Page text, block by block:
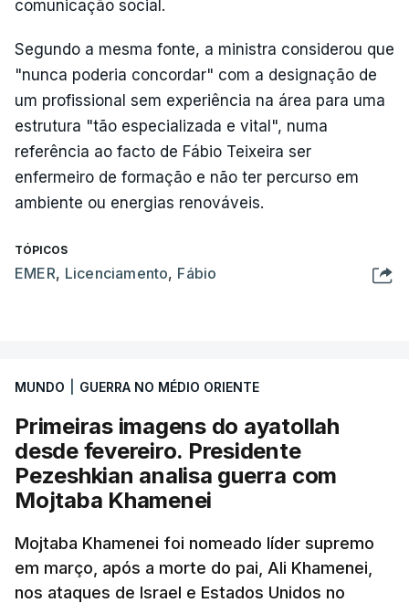
comunicação social.
Segundo a mesma fonte, a ministra considerou que
"nunca poderia concordar" com a designação de
um profissional sem experiência na área para uma
estrutura "tão especializada e vital", numa
referência ao facto de Fábio Teixeira ser
enfermeiro de formação e não ter percurso em
ambiente ou energias renováveis.
TÓPICOS
EMER, Licenciamento, Fábio
MUNDO GUERRA NO MÉDIO ORIENTE
Primeiras imagens do ayatollah
desde fevereiro. Presidente
Pezeshkian analisa guerra com
Mojtaba Khamenei
Mojtaba Khamenei foi nomeado líder supremo
em março, após a morte do pai, Ali Khamenei,
nos ataques de Israel e Estados Unidos no